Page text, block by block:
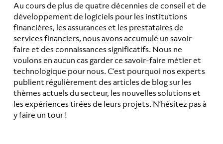
Au cours de plus de quatre décennies de conseil et de
développement de logiciels pour les institutions
financières, les assurances et les prestataires de
services financiers, nous avons accumulé un savoir-
faire et des connaissances significatifs. Nous ne
voulons en aucun cas garder ce savoir-faire métier et
technologique pour nous. C’est pourquoi nos experts
publient régulièrement des articles de blog sur les
thèmes actuels du secteur, les nouvelles solutions et
les expériences tirées de leurs projets. N’hésitez pas à
y faire un tour !